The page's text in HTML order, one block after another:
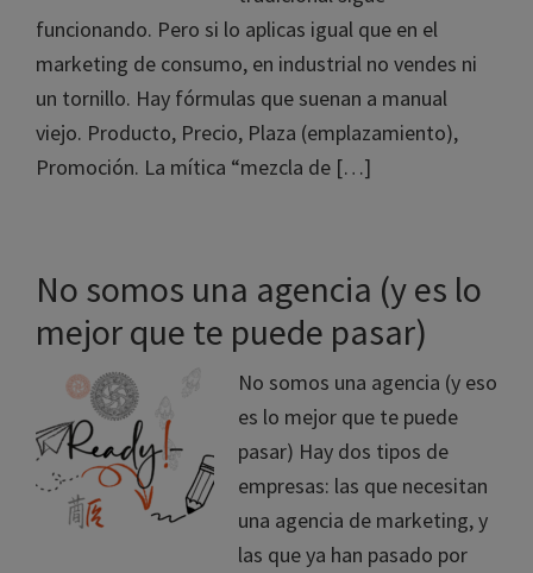
funcionando. Pero si lo aplicas igual que en el
marketing de consumo, en industrial no vendes ni
un tornillo. Hay fórmulas que suenan a manual
viejo. Producto, Precio, Plaza (emplazamiento),
Promoción. La mítica “mezcla de […]
No somos una agencia (y es lo
mejor que te puede pasar)
No somos una agencia (y eso
es lo mejor que te puede
pasar) Hay dos tipos de
empresas: las que necesitan
una agencia de marketing, y
las que ya han pasado por